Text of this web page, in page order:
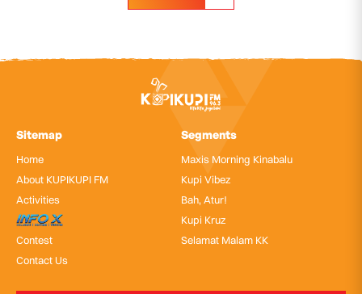
Sitemap
Home
About KUPIKUPI FM
Activities
InfoX
Contest
Contact Us
Segments
Maxis Morning Kinabalu
Kupi Vibez
Bah, Atur!
Kupi Kruz
Selamat Malam KK